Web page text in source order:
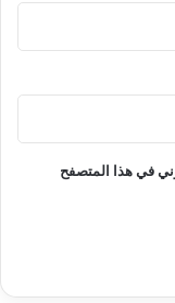
في هذا المتصفح